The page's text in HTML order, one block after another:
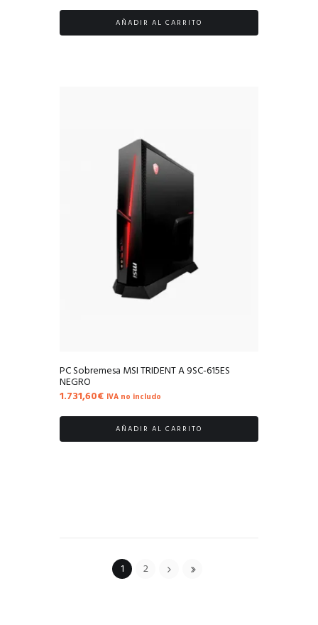
AÑADIR AL CARRITO
PC Sobremesa MSI TRIDENT A 9SC-615ES
NEGRO
1.731,60€ IVA no includo
AÑADIR AL CARRITO
1 2